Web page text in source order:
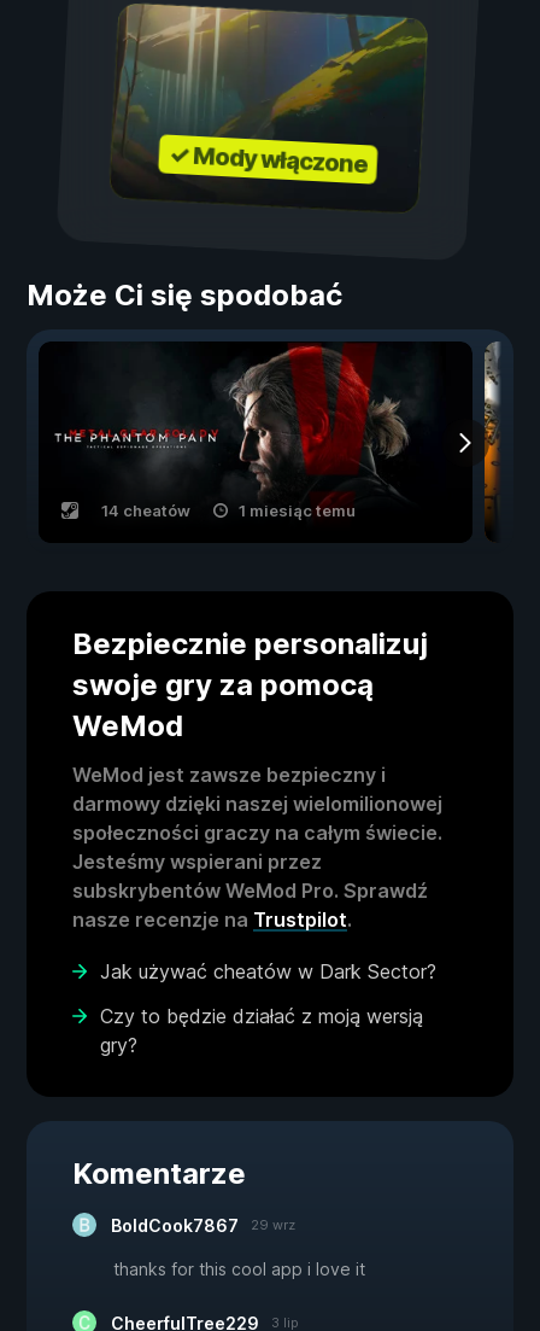
✓ Mody włączone
Może Ci się spodobać
14 cheatów 1 miesiąc temu
Bezpiecznie personalizuj
swoje gry za pomocą
WeMod
WeMod jest zawsze bezpieczny i
darmowy dzięki naszej wielomilionowej
społeczności graczy na całym świecie.
Jesteśmy wspierani przez
subskrybentów WeMod Pro. Sprawdź
nasze recenzje na Trustpilot.
Jak używać cheatów w Dark Sector?
Czy to będzie działać z moją wersją
gry?
Komentarze
BoldCook7867 29 wrz
thanks for this cool app i love it
CheerfulTree229 3 lip